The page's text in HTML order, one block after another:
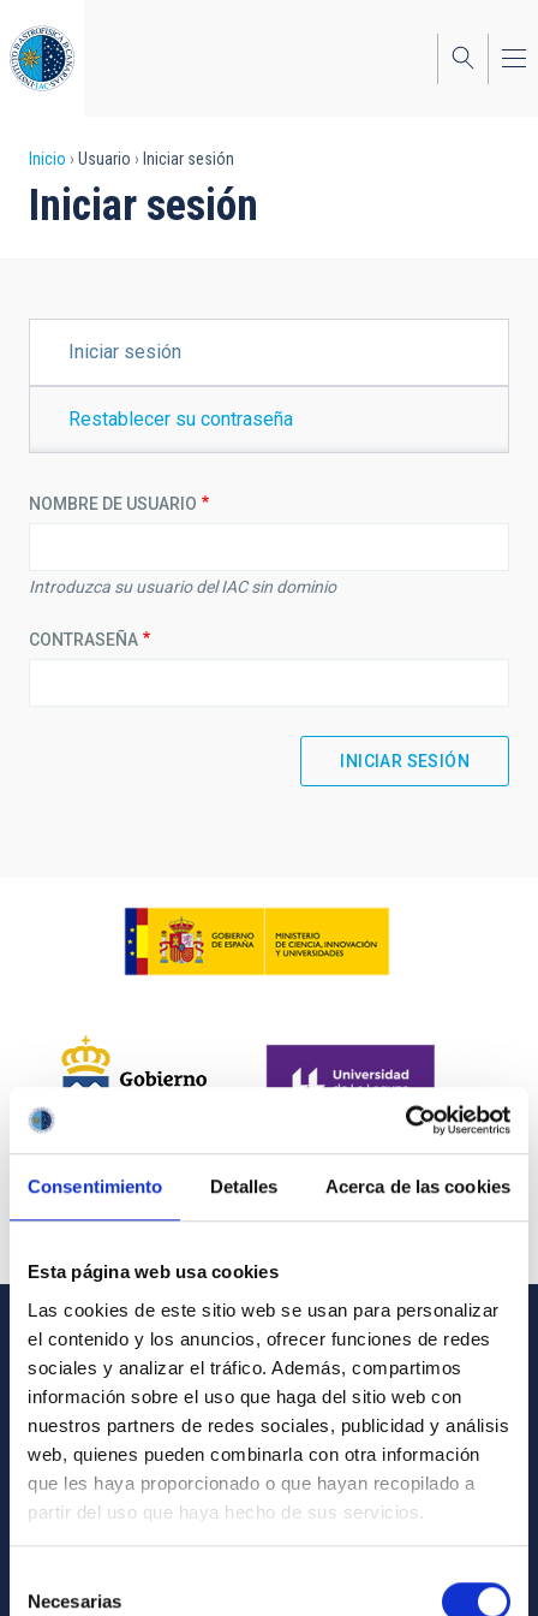
Consentimiento Detalles Acerca de las cookies
Esta página web usa cookies
Las cookies de este sitio web se usan para personalizar
el contenido y los anuncios, ofrecer funciones de redes
sociales y analizar el tráfico. Además, compartimos
información sobre el uso que haga del sitio web con
nuestros partners de redes sociales, publicidad y análisis
web, quienes pueden combinarla con otra información
que les haya proporcionado o que hayan recopilado a
partir del uso que haya hecho de sus servicios.
Necesarias
al
contenido
principal
Sobrescribir
enlaces
la
navegación
Inicio Usuario Iniciar sesión
Iniciar sesión
PRINCIPALES
Iniciar sesión
Restablecer su contraseña
NOMBRE DE USUARIO
Introduzca su usuario del IAC sin dominio
CONTRASEÑA
INFORMACIÓN GENERAL
Contacto
Cómo llegar al IAC
Directorio de personal
Biblioteca